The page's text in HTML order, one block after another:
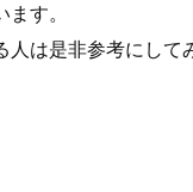
す。
は是非参考にして